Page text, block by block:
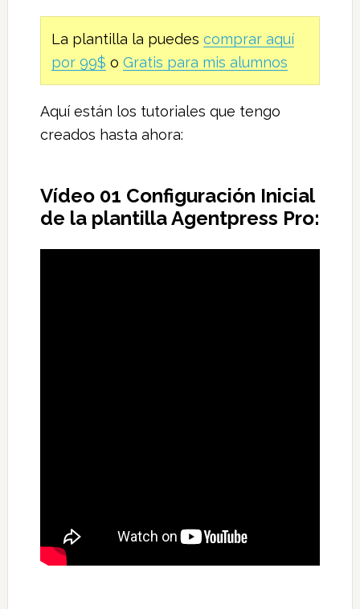
La plantilla la puedes comprar aquí
por 99$ o Gratis para mis alumnos
Aquí están los tutoriales que tengo
creados hasta ahora:
Vídeo 01 Configuración Inicial
de la plantilla Agentpress Pro: